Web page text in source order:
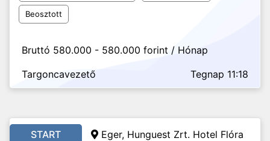
Beosztott
Bruttó 580.000 - 580.000 forint / Hónap
Targoncavezető
Tegnap 11:18
START
Eger, Hunguest Zrt. Hotel Flóra